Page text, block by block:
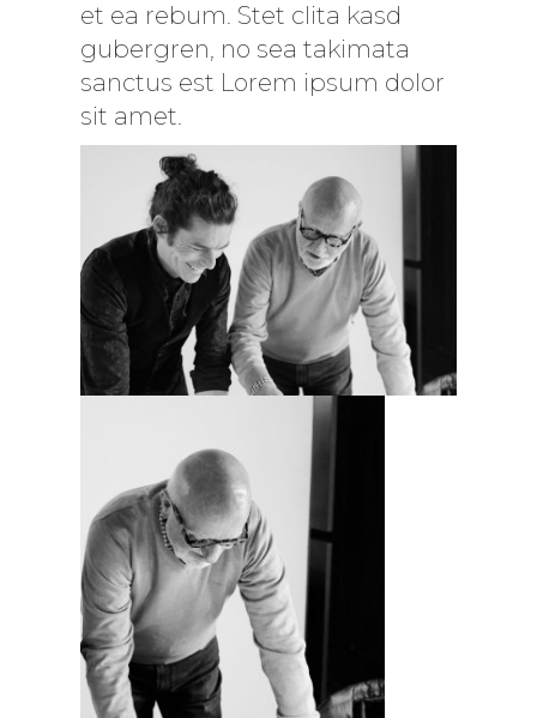
et ea rebum. Stet clita kasd
gubergren, no sea takimata
sanctus est Lorem ipsum dolor
sit amet.